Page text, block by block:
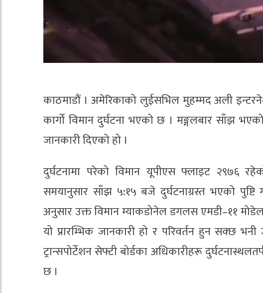
काठमाडौं । अमेरिकाको लुईसभिल मुहम्मद अली
कार्गो विमान दुर्घटना भएको छ । मङ्गलबार साँझ
जानकारी दिएको हो ।
दुर्घटनामा परेको विमान यूपीएस फ्लाइट २९७६
समयानुसार साँझ ५:१५ बजे दुर्घटनाग्रस्त भएको
अनुसार उक्त विमान म्याकडोनेल डगलस एमडी–११
यो प्रारम्भिक जानकारी हो र परिवर्तन हुन सक्छ
ट्रान्सपोर्टेशन सेफ्टी बोर्डका अधिकारीहरू
छ ।